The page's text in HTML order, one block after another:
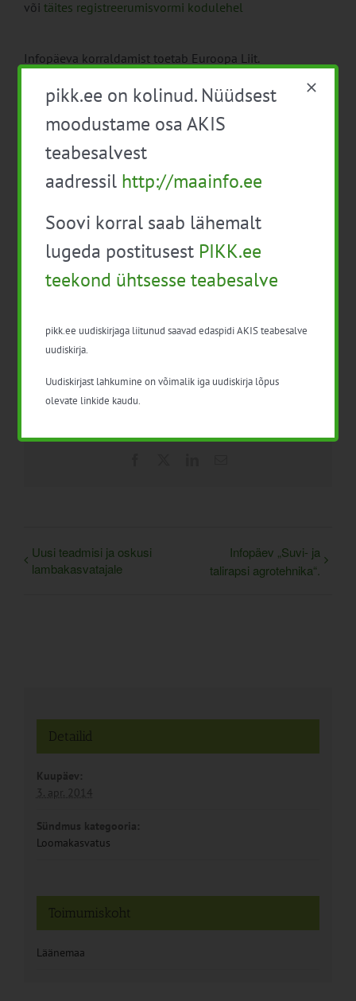
või täites registreerumisvormi kodulehel
Infopäeva korraldamist toetab Euroopa Liit.
Koolitust korraldab:
Eesti Maaülikooli avatud ülikool
Tel 731 3174, 731 3275, 731 3175
emu.ee">avayl[A]emu.ee
http://avatudylikool.emu.ee/
51014 Tartu
Lisa kalendrisse
Uusi teadmisi ja oskusi
lambakasvatajale
Infopäev „Suvi- ja
talirapsi agrotehnika“.
Detailid
Kuupäev:
3. apr. 2014
Sündmus kategooria:
Loomakasvatus
Toimumiskoht
Läänemaa
pikk.ee on kolinud. Nüüdsest
moodustame osa AKIS
teabesalvest
aadressil http://maainfo.ee
Soovi korral saab lähemalt
lugeda postitusest PIKK.ee
teekond ühtsesse teabesalve
pikk.ee uudiskirjaga liitunud saavad edaspidi AKIS teabesalve
uudiskirja.
Uudiskirjast lahkumine on võimalik iga uudiskirja lõpus
olevate linkide kaudu.